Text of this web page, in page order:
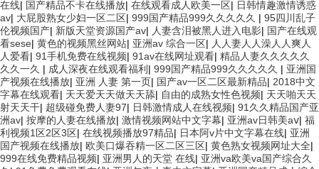
在线| 国产精品不卡在线播放| 在线观看成人欧美一区| 日韩情趣激情诱惑
av| 大屁股熟女少妇一区二区| 999国产精品999久久久久久 | 95四川乱子
伦视频国产| 新版天堂资源国产av| 人妻含泪被黑人进入电影| 国产在线观
看sese| 黄色的视频黑丝网站| 亚洲av 综合一区| 人人妻人人澡人人爽人
人爱看| 91手机免费在线视频| 91av在线网址观看| 精品人妻久久久久久
久久一久 | 成人深夜在线观看福利| 999国产精品999久久久久久 | 亚洲国
产视频在线播放| 亚洲 人妻 第一页| 国产av一区二区最新精品| 2018中文
字幕在线观看| 天天爱天天做天天舔| 自由的成熟女性色视频| 天天啪天天
射天天干| 超级碰免费人妻97| 日韩激情成人在线视频| 91久久精品国产亚
洲av| 按摩的人妻在线播放| 激情视频网站中文字幕| 亚洲av日韩美aⅴ| 福
利视频1区2区3区| 在线视频播放97精品| 日本阿v片中文字幕在线| 亚洲
国产视频在线播放| 欧美口爆吞精一区二区三区| 黄色熟女视频网址大全|
999在线免费精品视频| 亚洲男人的天堂 在线| 亚洲va欧美va国产综合久